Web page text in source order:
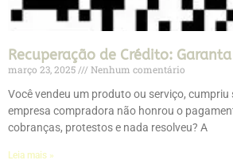
Recuperação de Crédito:
março 23, 2025
Nenhum comentário
Você vendeu um produto ou serviço, cumpriu
empresa compradora não honrou o
cobranças, protestos e nada resolveu? A
Leia mais »